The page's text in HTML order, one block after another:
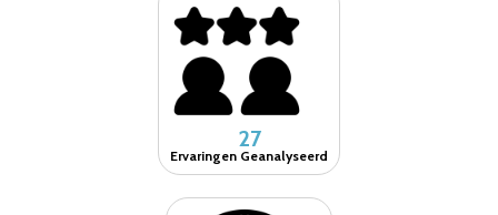
27
Ervaringen Geanalyseerd